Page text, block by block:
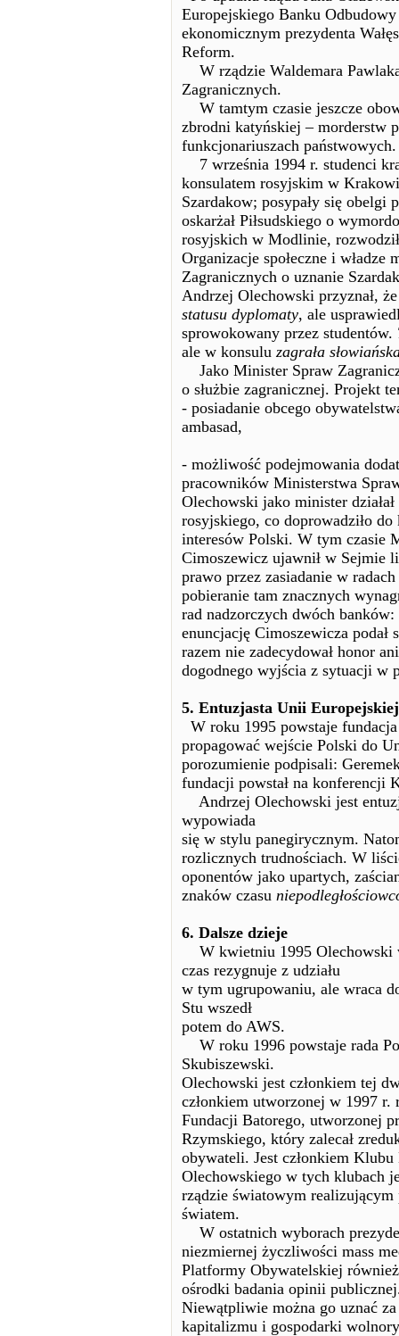
Europejskiego Banku
ekonomicznym prezydenta
Reform.
W rządzie Waldemara
Zagranicznych.
W tamtym czasie jeszcze
zbrodni katyńskiej – morderstw
funkcjonariuszach państwowych.
7 września 1994 r. studenci
konsulatem rosyjskim w
Szardakow; posypały się obelgi
oskarżał Piłsudskiego o
rosyjskich w Modlinie,
Organizacje społeczne i
Zagranicznych o uznanie
Andrzej Olechowski przyznał,
statusu dyplomaty, ale
sprowokowany przez studentów.
ale w konsulu zagrała
Jako Minister Spraw
o służbie zagranicznej. Projekt
- posiadanie obcego
ambasad,
- możliwość podejmowania
pracowników Ministerstwa
Olechowski jako minister
rosyjskiego, co doprowadziło
interesów Polski. W tym czasie
Cimoszewicz ujawnił w Sejmie
prawo przez zasiadanie w
pobieranie tam znacznych
rad nadzorczych dwóch
enuncjację Cimoszewicza
razem nie zadecydował honor
dogodnego wyjścia z sytuacji w
5. Entuzjasta Unii Europejskiej
W roku 1995 powstaje
propagować wejście Polski do
porozumienie podpisali:
fundacji powstał na konferencji
Andrzej Olechowski jest
wypowiada
się w stylu panegirycznym.
rozlicznych trudnościach. W
oponentów jako upartych,
znaków czasu
6. Dalsze dzieje
W kwietniu 1995 Olechowski
czas rezygnuje z udziału
w tym ugrupowaniu, ale wraca
Stu wszedł
potem do AWS.
W roku 1996 powstaje rada
Skubiszewski.
Olechowski jest członkiem tej
członkiem utworzonej w 1997
Fundacji Batorego, utworzonej
Rzymskiego, który zalecał
obywateli. Jest członkiem
Olechowskiego w tych klubach
rządzie światowym
światem.
W ostatnich wyborach
niezmiernej życzliwości mass
Platformy Obywatelskiej
ośrodki badania opinii
Niewątpliwie można go uznać
kapitalizmu i gospodarki